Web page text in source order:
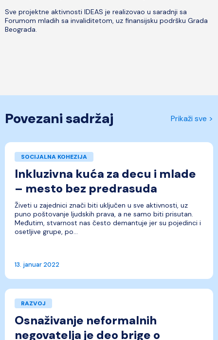
Sve projektne aktivnosti IDEAS je realizovao u saradnji sa
Forumom mladih sa invaliditetom, uz finansijsku podršku Grada
Beograda.
Povezani sadržaj Prikaži sve >
SOCIJALNA KOHEZIJA
Inkluzivna kuća za decu i mlade
– mesto bez predrasuda
Živeti u zajednici znači biti uključen u sve aktivnosti, uz
puno poštovanje ljudskih prava, a ne samo biti prisutan.
Međutim, stvarnost nas često demantuje jer su pojedinci i
osetljive grupe, po...
13. januar 2022
RAZVOJ
Osnaživanje neformalnih
negovatelja je deo brige o